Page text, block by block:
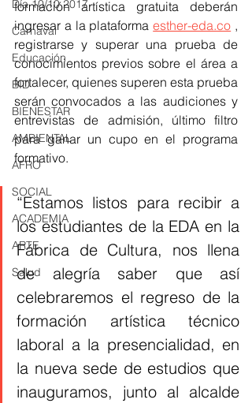
Día 10/10 2017
Carnaval
Educación
BID
BIENESTAR
AMBIENTAL
AFRO
SOCIAL
ACADEMIA
ARTE
Salud
formación artística gratuita deberán
ingresar a la plataforma esther-eda.co ,
registrarse y superar una prueba de
conocimientos previos sobre el área a
fortalecer, quienes superen esta prueba
serán convocados a las audiciones y
entrevistas de admisión, último filtro
para ganar un cupo en el programa
formativo.
“Estamos listos para recibir a
los estudiantes de la EDA en la
Fábrica de Cultura, nos llena
de alegría saber que así
celebraremos el regreso de la
formación artística técnico
laboral a la presencialidad, en
la nueva sede de estudios que
inauguramos, junto al alcalde